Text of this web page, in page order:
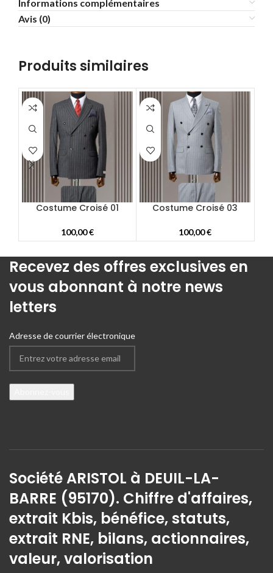
52 54 56
64 66 68
70 72
Informations complémentaires
Avis (0)
Produits similaires
Costume Croisé 01
100,00€
Costume Croisé 03
100,00€
Recevez des offres exclusives en
vous abonnant à notre news
letters
Adresse de courrier électronique
Société ARISTOL à DEUIL-LA-
BARRE (95170). Chiffre d'affaires,
extrait Kbis, bénéfice, statuts,
extrait RNE, bilans, actionnaires,
valeur, valorisation